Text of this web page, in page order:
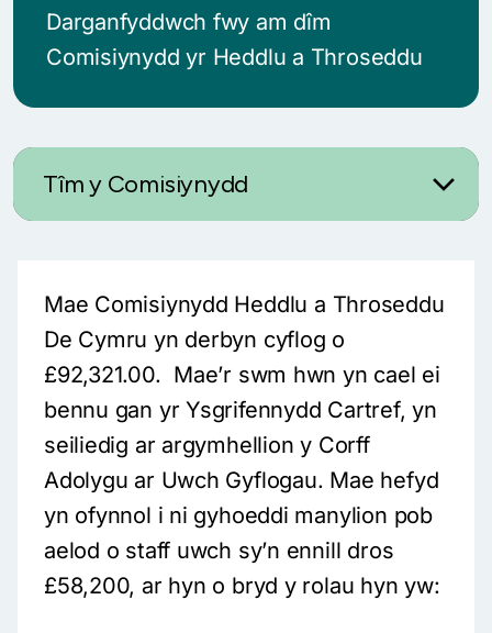
Darganfyddwch fwy am dîm
Comisiynydd yr Heddlu a Throseddu
Tîm y Comisiynydd
Mae Comisiynydd Heddlu a Throseddu
De Cymru yn derbyn cyflog o
£92,321.00. Mae’r swm hwn yn cael ei
bennu gan yr Ysgrifennydd Cartref, yn
seiliedig ar argymhellion y Corff
Adolygu ar Uwch Gyflogau. Mae hefyd
yn ofynnol i ni gyhoeddi manylion pob
aelod o staff uwch sy’n ennill dros
£58,200, ar hyn o bryd y rolau hyn yw: